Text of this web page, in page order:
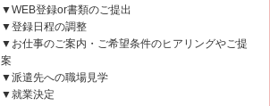
▼WEB登録or書類のご提出
▼登録日程の調整
▼お仕事のご案内・ご希望条件のヒアリングやご提
案
▼派遣先への職場見学
▼就業決定